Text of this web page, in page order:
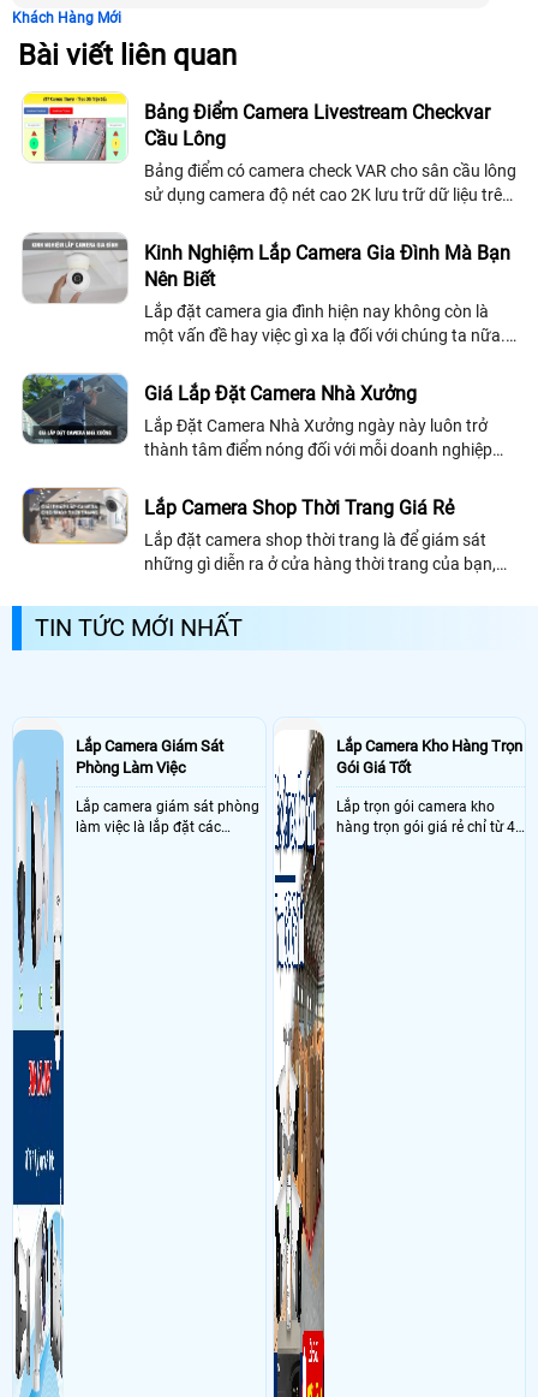
Khách Hàng Mới
Bài viết liên quan
Bảng Điểm Camera Livestream Checkvar
Cầu Lông
Bảng điểm có camera check VAR cho sân cầu lông
sử dụng camera độ nét cao 2K lưu trữ dữ liệu trên
ràng và chính xác
Kinh Nghiệm Lắp Camera Gia Đình Mà Bạn
Nên Biết
Lắp đặt camera gia đình hiện nay không còn là
một vấn đề hay việc gì xa lạ đối với chúng ta nữa.
chiếc camera quan sát gia đình...
Giá Lắp Đặt Camera Nhà Xưởng
Lắp Đặt Camera Nhà Xưởng ngày này luôn trở
thành tâm điểm nóng đối với mỗi doanh nghiệp
nhà xưởng là vô cùng lớn giúp bạn quản lý...
Lắp Camera Shop Thời Trang Giá Rẻ
Lắp đặt camera shop thời trang là để giám sát
những gì diễn ra ở cửa hàng thời trang của bạn,
bạn không thể xem, đó là những tiện lợi tối ưu nhất
của camera quan sát
TIN TỨC MỚI NHẤT
Lắp Camera Giám Sát
Phòng Làm Việc
Lắp camera giám sát phòng
làm việc là lắp đặt các
Lắp Camera Kho Hàng Trọn
Gói Giá Tốt
Lắp trọn gói camera kho
hàng trọn gói giá rẻ chỉ từ 4